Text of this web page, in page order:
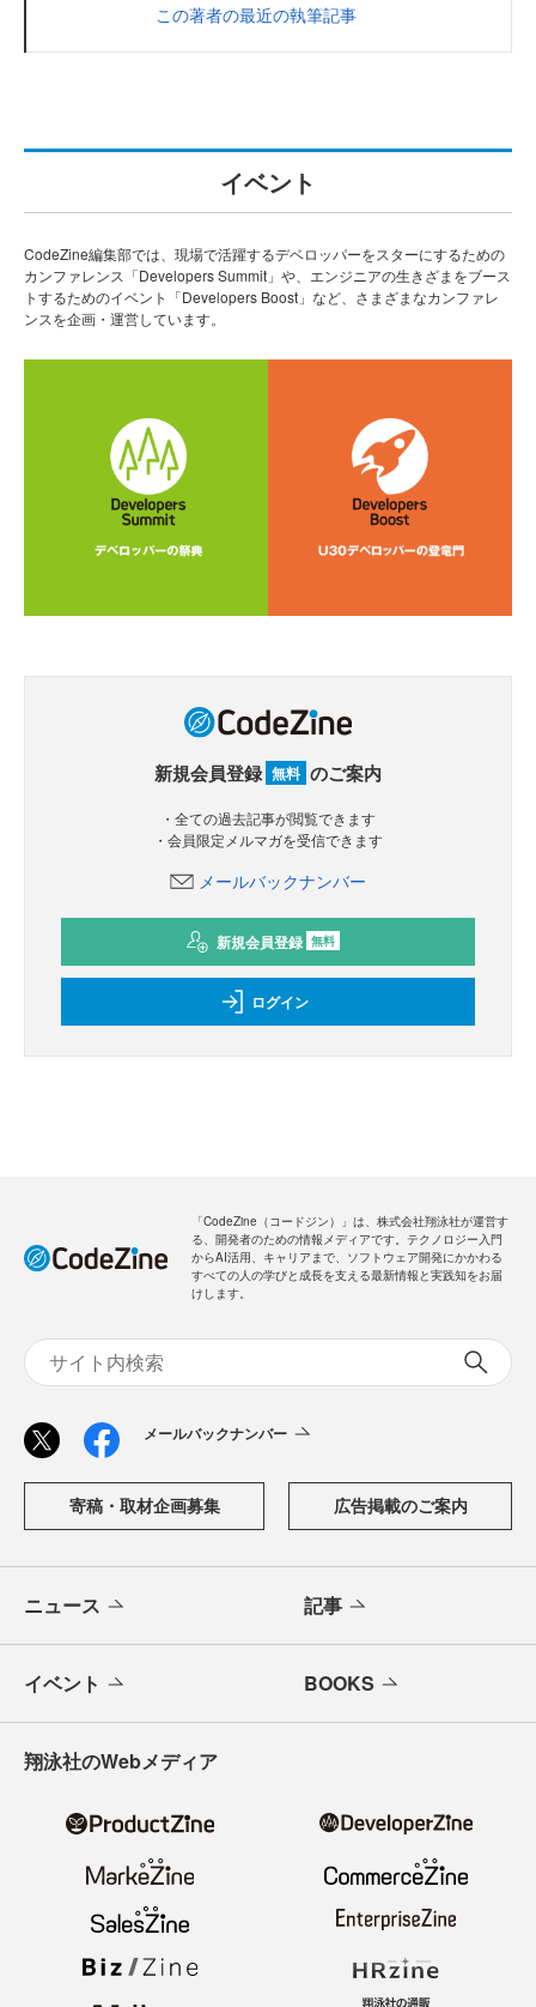
この著者の最近の執筆記事
イベント
CodeZine編集部では、現場で活躍するデベロッパーをスターにするための
カンファレンス「Developers Summit」や、エンジニアの生きざまをブース
トするためのイベント「Developers Boost」など、さまざまなカンファレ
ンスを企画・運営しています。
新規会員登録 無料 のご案内
・全ての過去記事が閲覧できます
・会員限定メルマガを受信できます
メールバックナンバー
新規会員登録 無料
ログイン
「CodeZine（コードジン）」は、株式会社翔泳社が運営す
る、開発者のための情報メディアです。テクノロジー入門
からAI活用、キャリアまで、ソフトウェア開発にかかわる
すべての人の学びと成長を支える最新情報と実践知をお届
けします。
メールバックナンバー
寄稿・取材企画募集 広告掲載のご案内
ニュース 記事
イベント BOOKS
翔泳社のWebメディア